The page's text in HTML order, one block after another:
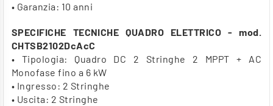
• Garanzia: 10 anni
SPECIFICHE TECNICHE QUADRO ELETTRICO - mod.
CHTSB2102DcAcC
• Tipologia: Quadro DC 2 Stringhe 2 MPPT + AC
Monofase fino a 6 kW
• Ingresso: 2 Stringhe
• Uscita: 2 Stringhe